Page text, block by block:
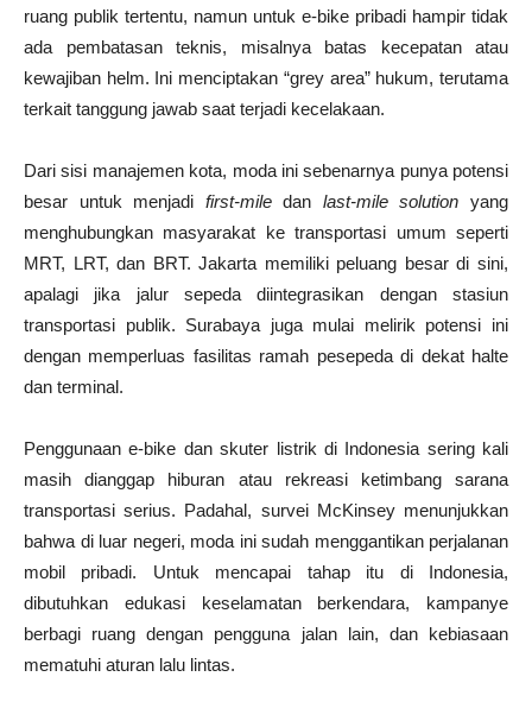
ruang publik tertentu, namun untuk e-bike pribadi hampir tidak
ada pembatasan teknis, misalnya batas kecepatan atau
kewajiban helm. Ini menciptakan “grey area” hukum, terutama
terkait tanggung jawab saat terjadi kecelakaan.
Dari sisi manajemen kota, moda ini sebenarnya punya potensi
besar untuk menjadi first-miledan last-mile solution yang
menghubungkan masyarakat ke transportasi umum seperti
MRT, LRT, dan BRT. Jakarta memiliki peluang besar di sini,
apalagi jika jalur sepeda diintegrasikan dengan stasiun
transportasi publik. Surabaya juga mulai melirik potensi ini
dengan memperluas fasilitas ramah pesepeda di dekat halte
dan terminal.
Penggunaan e-bike dan skuter listrik di Indonesia sering kali
masih dianggap hiburan atau rekreasi ketimbang sarana
transportasi serius. Padahal, survei McKinsey menunjukkan
bahwa di luar negeri, moda ini sudah menggantikan perjalanan
mobil pribadi. Untuk mencapai tahap itu di Indonesia,
dibutuhkan edukasi keselamatan berkendara, kampanye
berbagi ruang dengan pengguna jalan lain, dan kebiasaan
mematuhi aturan lalu lintas.